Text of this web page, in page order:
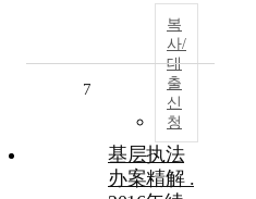
복
사/
대
출
신
청
7
基层执法
办案精解 .